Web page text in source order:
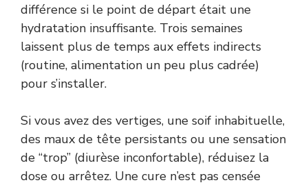
différence si le point de départ était une
hydratation insuffisante. Trois semaines
laissent plus de temps aux effets indirects
(routine, alimentation un peu plus cadrée)
pour s’installer.
Si vous avez des vertiges, une soif inhabituelle,
des maux de tête persistants ou une sensation
de “trop” (diurèse inconfortable), réduisez la
dose ou arrêtez. Une cure n’est pas censée